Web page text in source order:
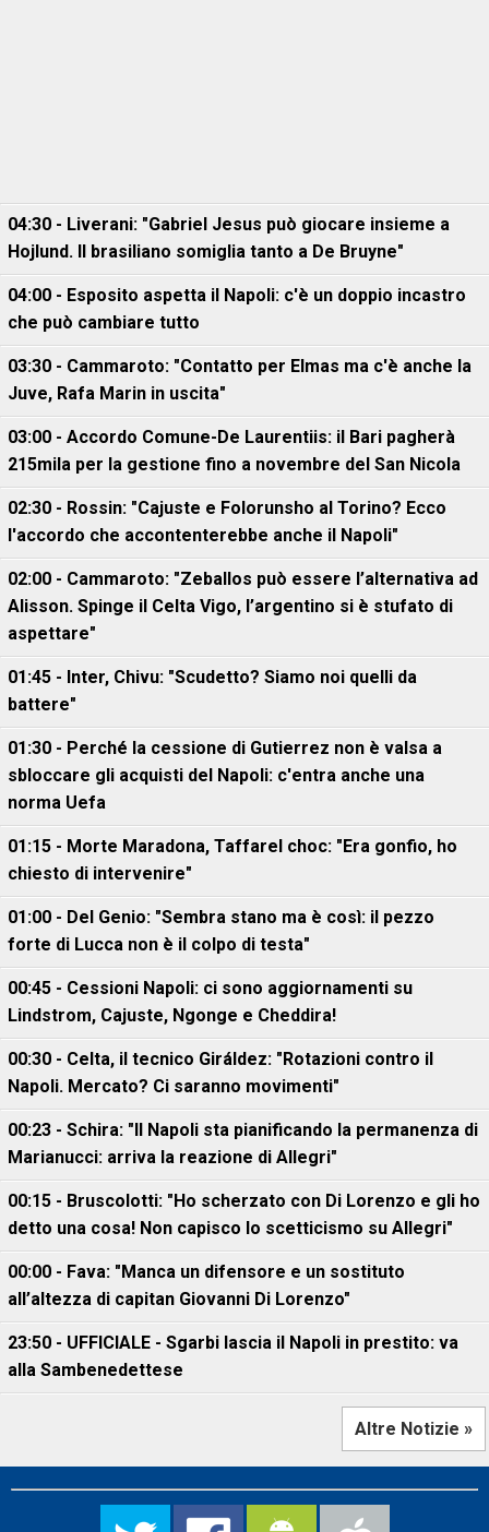
04:30 - Liverani: "Gabriel Jesus può giocare insieme a
Hojlund. Il brasiliano somiglia tanto a De Bruyne"
04:00 - Esposito aspetta il Napoli: c'è un doppio incastro
che può cambiare tutto
03:30 - Cammaroto: "Contatto per Elmas ma c'è anche la
Juve, Rafa Marin in uscita"
03:00 - Accordo Comune-De Laurentiis: il Bari pagherà
215mila per la gestione fino a novembre del San Nicola
02:30 - Rossin: "Cajuste e Folorunsho al Torino? Ecco
l'accordo che accontenterebbe anche il Napoli"
02:00 - Cammaroto: "Zeballos può essere l’alternativa ad
Alisson. Spinge il Celta Vigo, l’argentino si è stufato di
aspettare"
01:45 - Inter, Chivu: "Scudetto? Siamo noi quelli da
battere"
01:30 - Perché la cessione di Gutierrez non è valsa a
sbloccare gli acquisti del Napoli: c'entra anche una
norma Uefa
01:15 - Morte Maradona, Taffarel choc: "Era gonfio, ho
chiesto di intervenire"
01:00 - Del Genio: "Sembra stano ma è così: il pezzo
forte di Lucca non è il colpo di testa"
00:45 - Cessioni Napoli: ci sono aggiornamenti su
Lindstrom, Cajuste, Ngonge e Cheddira!
00:30 - Celta, il tecnico Giráldez: "Rotazioni contro il
Napoli. Mercato? Ci saranno movimenti"
00:23 - Schira: "Il Napoli sta pianificando la permanenza di
Marianucci: arriva la reazione di Allegri"
00:15 - Bruscolotti: "Ho scherzato con Di Lorenzo e gli ho
detto una cosa! Non capisco lo scetticismo su Allegri"
00:00 - Fava: "Manca un difensore e un sostituto
all’altezza di capitan Giovanni Di Lorenzo"
23:50 - UFFICIALE - Sgarbi lascia il Napoli in prestito: va
alla Sambenedettese
Altre Notizie »